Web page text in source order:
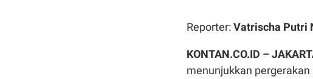
Reporter: Vatrischa Putri
KONTAN.CO.ID –
menunjukkan